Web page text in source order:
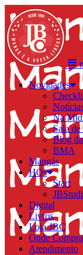
Novidades
Na
Sala
Blog
BMA
Mangás
HQs
Start
Digital
Livros
Loja JBC
Onde
Atendimento